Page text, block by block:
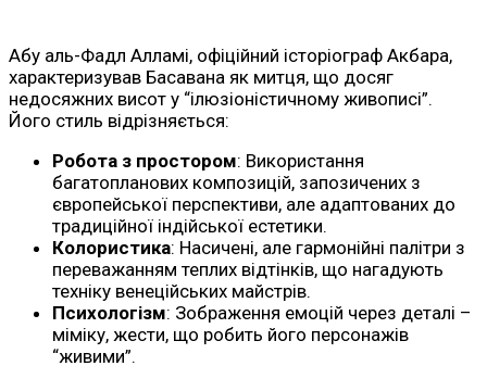
Абу аль-Фадл Алламі, офіційний історіограф Акбара,
характеризував Басавана як митця, що досяг
недосяжних висот у “ілюзіоністичному живописі”.
Його стиль відрізняється:
Робота з простором: Використання
багатопланових композицій, запозичених з
європейської перспективи, але адаптованих до
традиційної індійської естетики.
Колористика: Насичені, але гармонійні палітри з
переважанням теплих відтінків, що нагадують
техніку венеційських майстрів.
Психологізм: Зображення емоцій через деталі –
міміку, жести, що робить його персонажів
“живими”.